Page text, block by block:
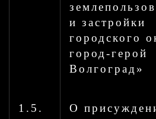
и застройки
городского
город-герой
Волгоград»
1.5.
О